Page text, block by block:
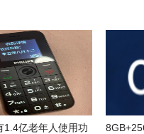
1.4亿老年人使用功